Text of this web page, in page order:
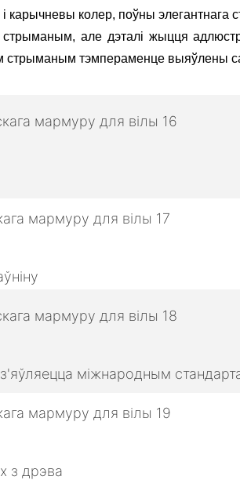
карычневы колер, поўны элегантнага
але дэталі жыцця
тэмпераменце выяўлены
міжнародным
з дрэва